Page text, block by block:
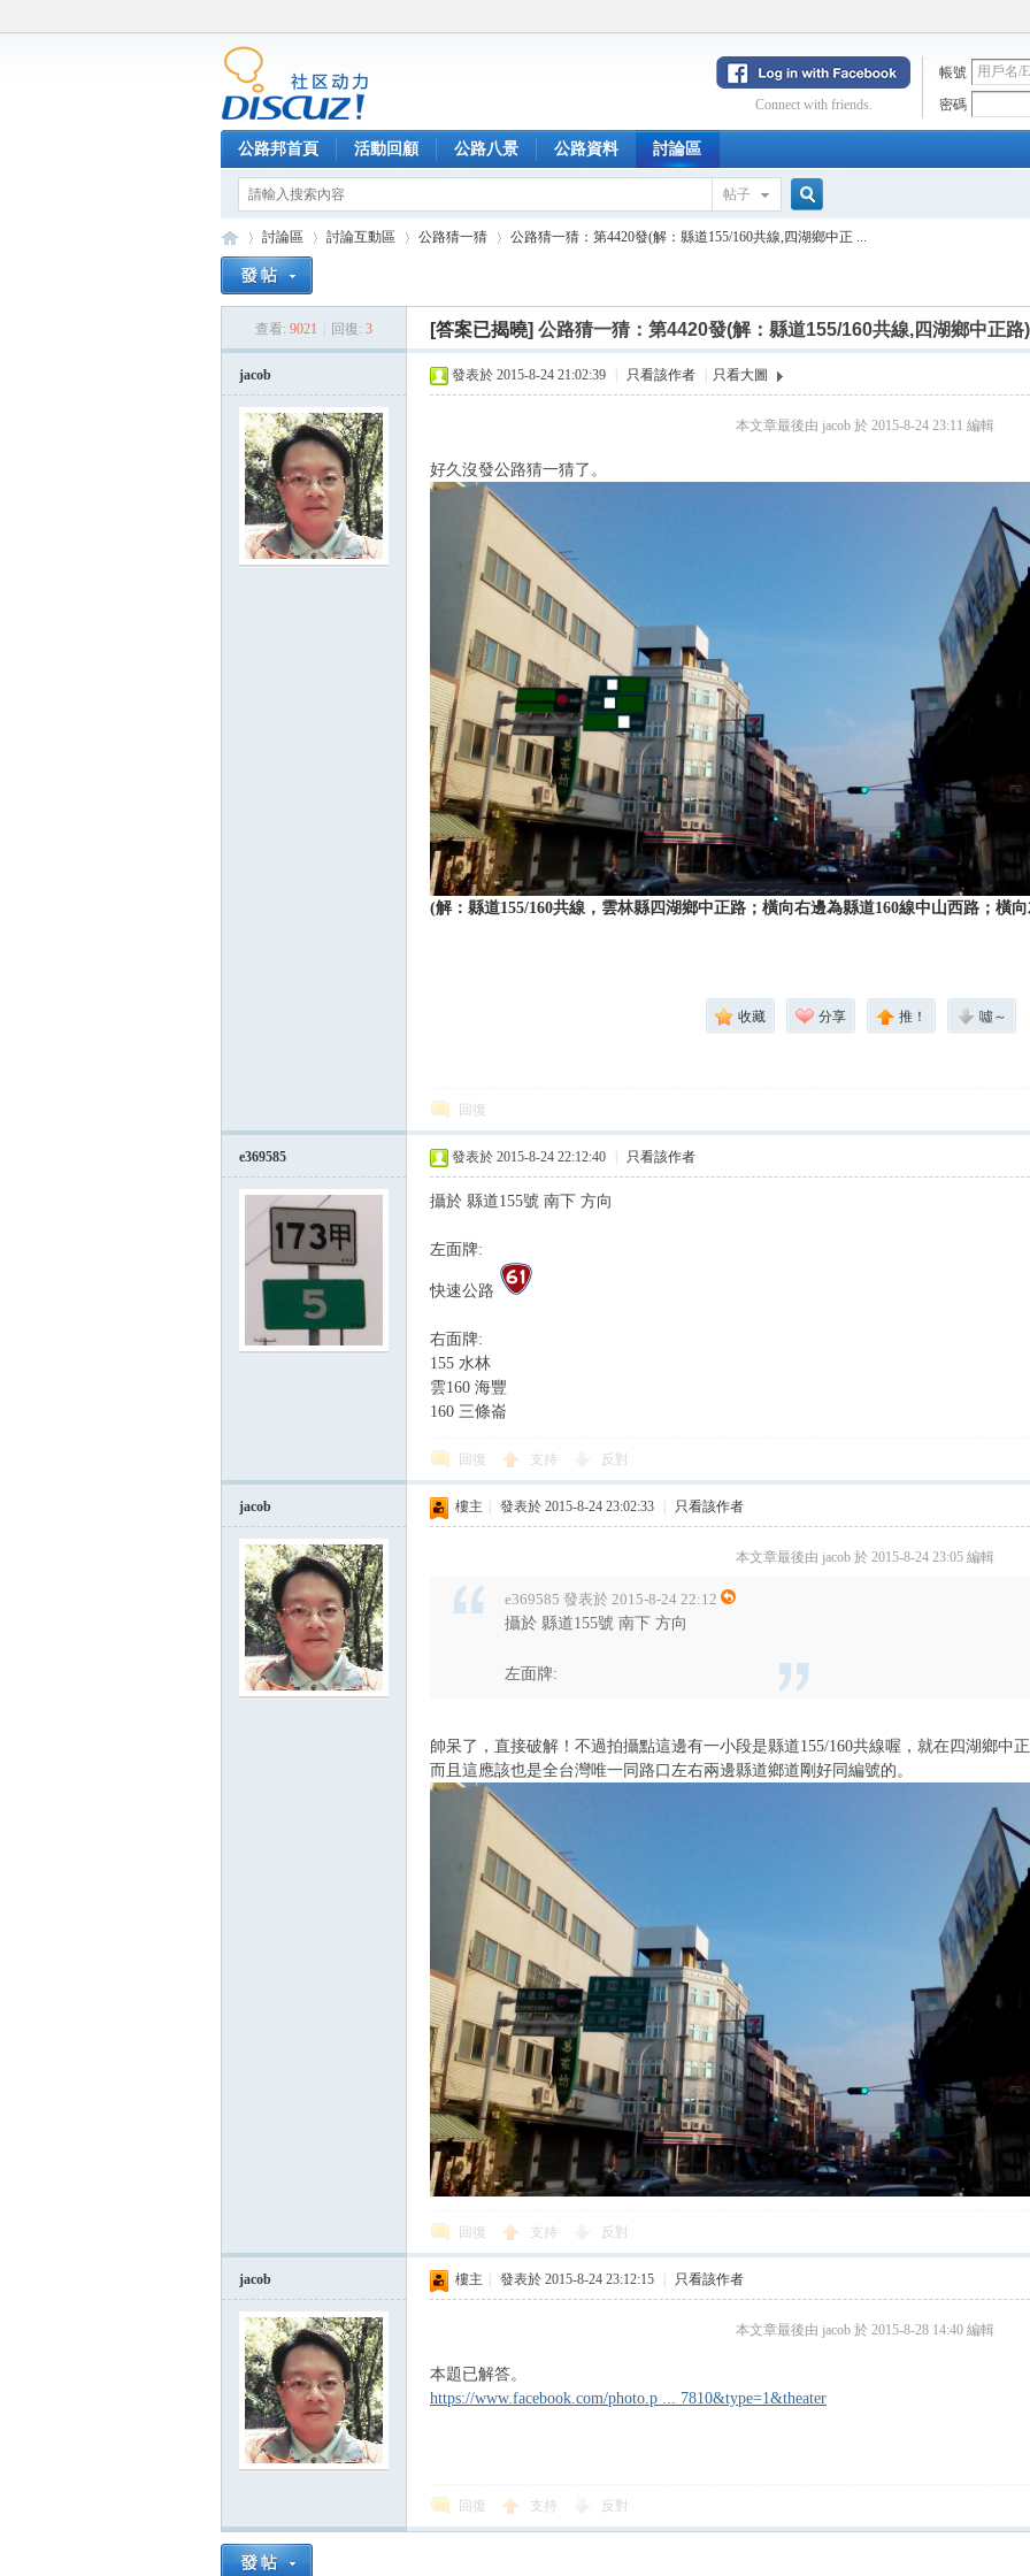
帳號
密碼
Connect with friends.
公路邦首頁 活動回顧 公路八景 公路資料 討論區
帖子
搜
索
區
討論區
›
討論互動區 公路猜一猜
›
公路猜一猜：第4420發(解：縣道155/160共線,四湖鄉中正 ...
查看: 9021 回復: 3 [答案已揭曉] 公路猜一猜：第4420發(解：縣道155/160共線,四湖鄉中正路)
jacob 發表於 2015-8-24 21:02:39 只看該作者 只看大圖
本文章最後由 jacob 於 2015-8-24 23:11 編輯
好久沒發公路猜一猜了。
(解：縣道155/160共線，雲林縣四湖鄉中正路；橫向右邊為縣道160線中山西路；橫
收藏 分享 推！ 噓～
回復
e369585 發表於 2015-8-24 22:12:40 只看該作者
攝於 縣道155號 南下 方向
左面牌:
快速公路
右面牌:
155 水林
雲160 海豐
160 三條崙
回復 支持 反對
jacob 樓主 發表於 2015-8-24 23:02:33 只看該作者
本文章最後由 jacob 於 2015-8-24 23:05 編輯
e369585 發表於 2015-8-24 22:12
攝於 縣道155號 南下 方向
左面牌:
帥呆了，直接破解！不過拍攝點這邊有一小段是縣道155/160共線喔，就在四湖鄉中
而且這應該也是全台灣唯一同路口左右兩邊縣道鄉道剛好同編號的。
回復 支持 反對
jacob 樓主 發表於 2015-8-24 23:12:15 只看該作者
本文章最後由 jacob 於 2015-8-28 14:40 編輯
本題已解答。
https://www.facebook.com/photo.p ... 7810&type=1&theater
回復 支持 反對